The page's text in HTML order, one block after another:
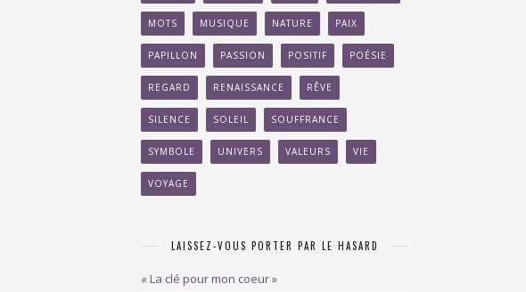
MOTS MUSIQUE NATURE PAIX
PAPILLON PASSION POSITIF POÉSIE
REGARD RENAISSANCE RÊVE
SILENCE SOLEIL SOUFFRANCE
SYMBOLE UNIVERS VALEURS VIE
VOYAGE
LAISSEZ-VOUS PORTER PAR LE HASARD
« La clé pour mon coeur »